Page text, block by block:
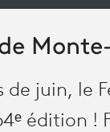
juin, le
édition !